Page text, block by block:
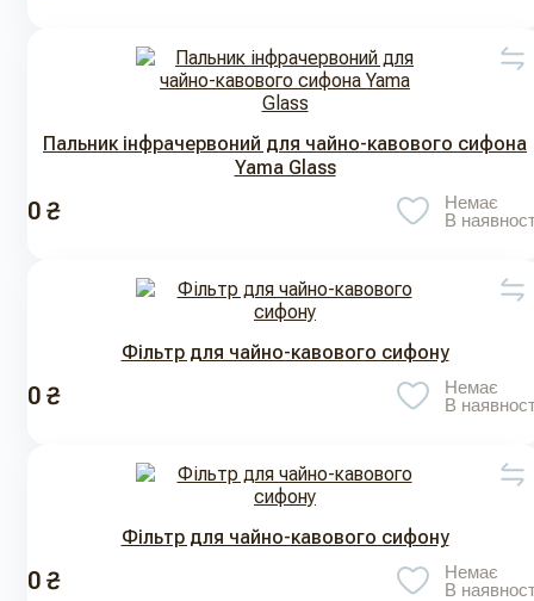
Пальник інфрачервоний для чайно-кавового сифона
Yama Glass
0 ₴
Немає
В
Фільтр для чайно-кавового сифону
0 ₴
Немає
В
Фільтр для чайно-кавового сифону
0 ₴
Немає
В